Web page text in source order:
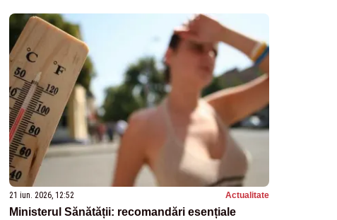
21 iun. 2026, 12:52 Actualitate
Ministerul Sănătății: recomandări esențiale